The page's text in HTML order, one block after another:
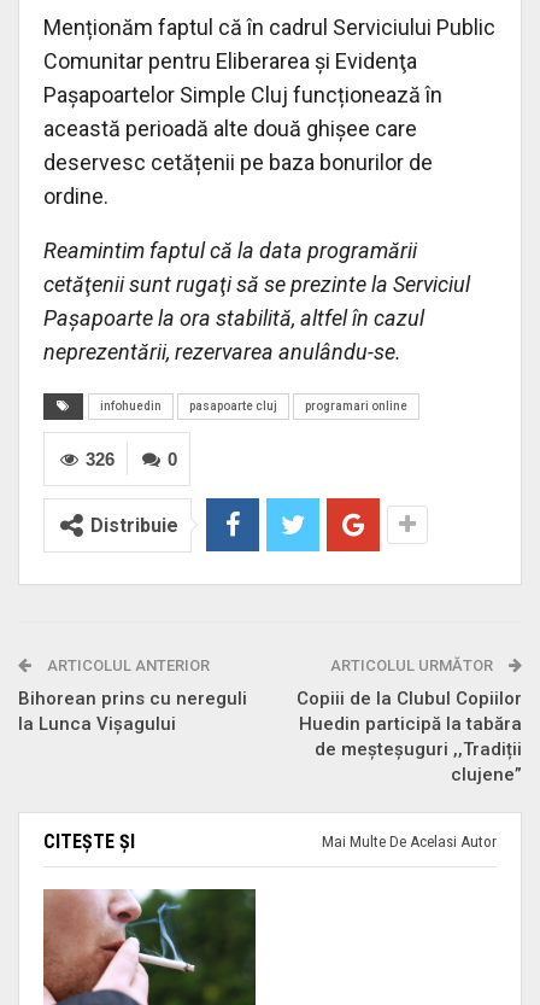
Menționăm faptul că în cadrul Serviciului Public
Comunitar pentru Eliberarea şi Evidenţa
Paşapoartelor Simple Cluj funcționează în
această perioadă alte două ghișee care
deservesc cetățenii pe baza bonurilor de
ordine.
Reamintim faptul că la data programării
cetăţenii sunt rugaţi să se prezinte la Serviciul
Paşapoarte la ora stabilită, altfel în cazul
neprezentării, rezervarea anulându-se.
infohuedin pasapoarte cluj programari online
0
326
Distribuie
ARTICOLUL ANTERIOR
Bihorean prins cu nereguli
la Lunca Vişagului
ARTICOLUL URMĂTOR
Copiii de la Clubul Copiilor
Huedin participă la tabăra
de meșteșuguri ,,Tradiții
clujene”
CITEȘTE ȘI Mai Multe De Acelasi Autor